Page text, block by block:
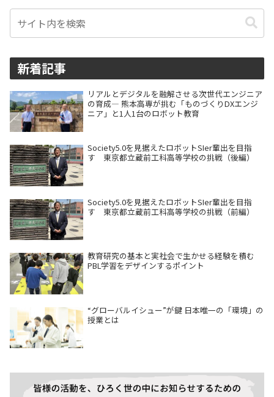
新着記事
リアルとデジタルを融解させる次世代エンジニア
の育成― 熊本高専が挑む「ものづくりDXエンジ
ニア」と1人1台のロボット教育
Society5.0を見据えたロボットSIer輩出を目指
す 東京都立蔵前工科高等学校の挑戦（後編）
Society5.0を見据えたロボットSIer輩出を目指
す 東京都立蔵前工科高等学校の挑戦（前編）
教育研究の基本と実社会で生かせる経験を積む
PBL学習をデザインするポイント
“グローバルイシュー”が鍵 日本唯一の「環境」の
授業とは